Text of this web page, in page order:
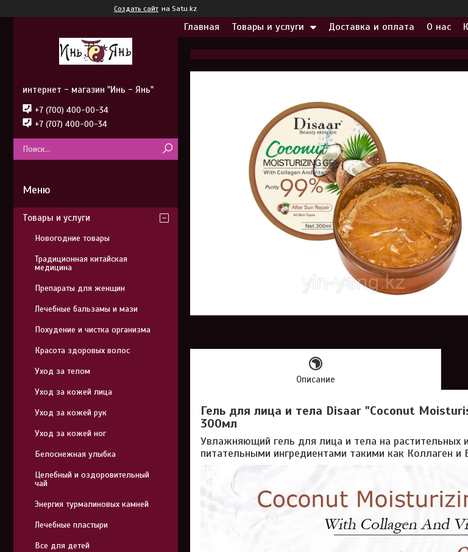
Создать сайт на Satu.kz
Главная Товары и услуги Доставка и оплата О нас
Описание
Гель для лица и тела Disaar "Coconut
300мл
Увлажняющий гель для лица и тела на растительных
питательными ингредиентами такими как Коллаген и
интернет - магазин "Инь - Янь"
+7 (700) 400-00-34
+7 (707) 400-00-34
Товары и услуги
Новогодние товары
Традиционная китайская
медицина
Препараты для женщин
Лечебные бальзамы и мази
Похудение и чистка организма
Красота здоровых волос
Уход за телом
Уход за кожей лица
Уход за кожей рук
Уход за кожей ног
Белоснежная улыбка
Целебный и оздоровительный
чай
Энергия турмалиновых камней
Лечебные пластыри
Все для детей